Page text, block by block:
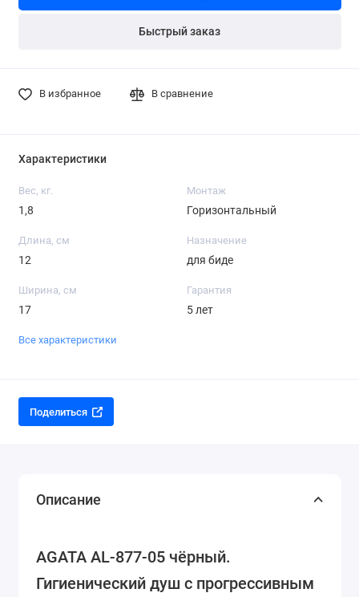
Быстрый заказ
В избранное В сравнение
Характеристики
Вес, кг.
1,8
Монтаж
Горизонтальный
Длина, см
12
Назначение
для биде
Ширина, см
17
Гарантия
5 лет
Все характеристики
Поделиться
Описание
AGATA AL-877-05 чёрный.
Гигиенический душ с прогрессивным